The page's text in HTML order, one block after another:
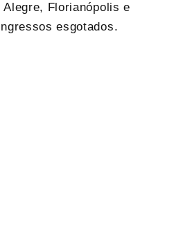
Florianópolis e
esgotados.